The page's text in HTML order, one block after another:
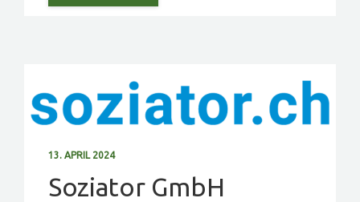
13. APRIL 2024
Soziator GmbH